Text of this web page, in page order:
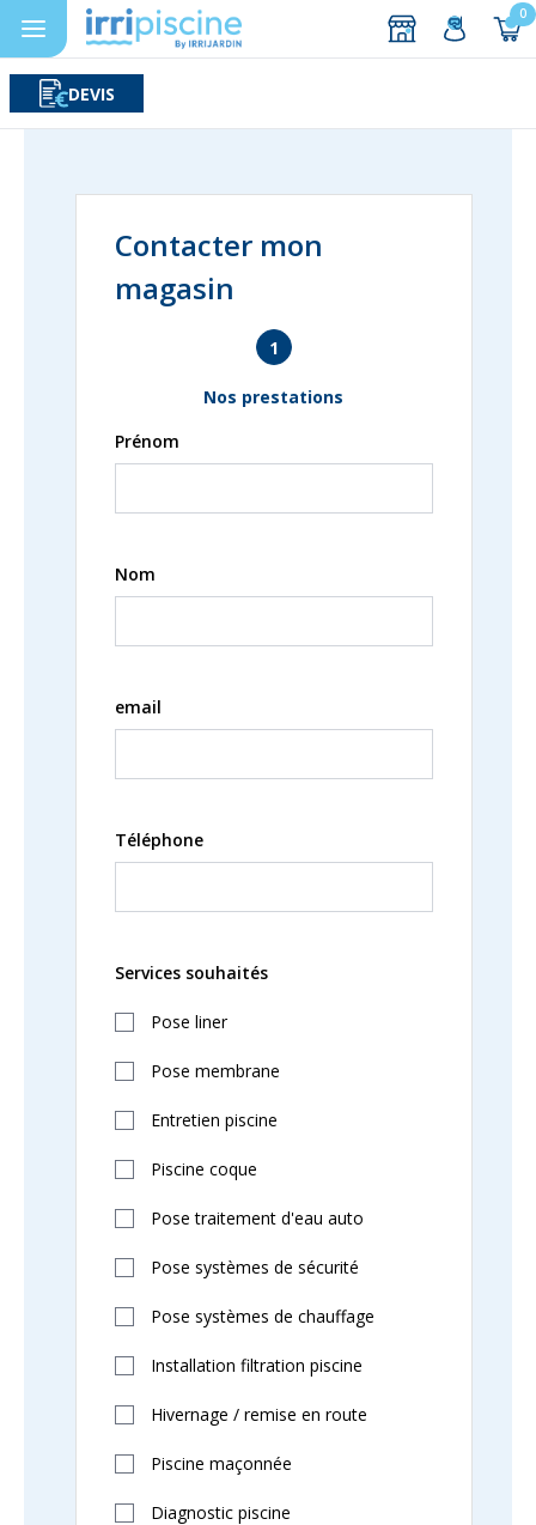
0
DEVIS
Contacter mon
magasin
1
Nos prestations
Prénom
Nom
email
Téléphone
Services souhaités
Pose liner
Pose membrane
Entretien piscine
Piscine coque
Pose traitement d'eau auto
Pose systèmes de sécurité
Pose systèmes de chauffage
Installation filtration piscine
Hivernage / remise en route
Piscine maçonnée
Diagnostic piscine